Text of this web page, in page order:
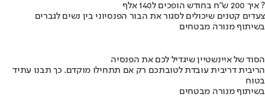
איך 200 ש"ח בחודש הופכים ל140 אלף ?
צעדים קטנים שיכולים לסגור את הבור הפנסיוני בין נשים לגברים
בשיתוף מנורה מבטחים
הסוד של איינשטיין שיגדיל לכם את הפנסיה
הריבית דריבית עובדת לטובתכם רק אם תתחילו מוקדם. כך תבנו עתיד
בטוח
בשיתוף מנורה מבטחים